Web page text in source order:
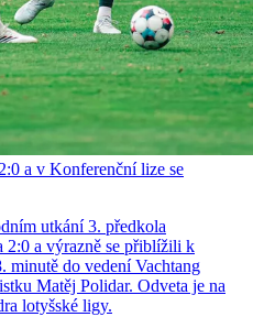
a v Konferenční lize se
utkání 3. předkola
a výrazně se přiblížili k
minutě do vedení Vachtang
Matěj Polidar. Odveta je na
lotyšské ligy.